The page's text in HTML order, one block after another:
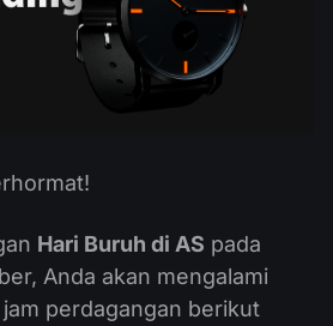
Hari Buruh di AS pada
Anda akan mengalami
perdagangan berikut